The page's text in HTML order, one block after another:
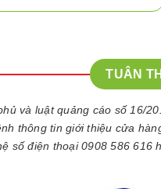
TUÂN
và luật quảng cáo số 16/
thông tin giới thiệu cửa
số điện thoại 0908 586